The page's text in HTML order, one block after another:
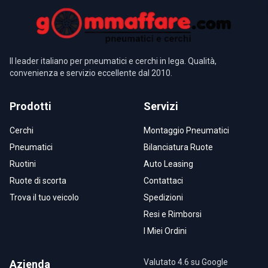
Il leader italiano per pneumatici e cerchi in lega. Qualità,
convenienza e servizio eccellente dal 2010.
Prodotti
Cerchi
Pneumatici
Ruotini
Ruote di scorta
Trova il tuo veicolo
Servizi
Montaggio Pneumatici
Bilanciatura Ruote
Auto Leasing
Contattaci
Spedizioni
Resi e Rimborsi
I Miei Ordini
Azienda Valutato 4.6 su Google